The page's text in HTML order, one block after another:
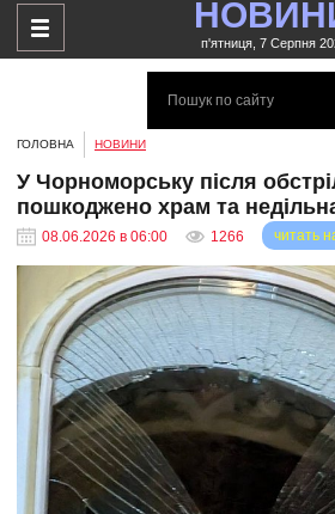
п'ятниця, 7 Серпня
ГОЛОВНА НОВИНИ
У Чорноморську після
пошкоджено храм та
08.06.2026 в 06:00 1266 читать